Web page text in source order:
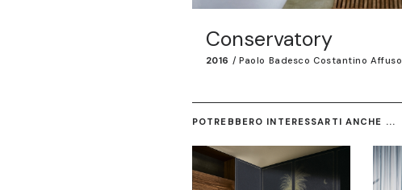
Conservatory
2016 / Paolo Badesco Costantino Affuso
POTREBBERO INTERESSARTI ANCHE ...